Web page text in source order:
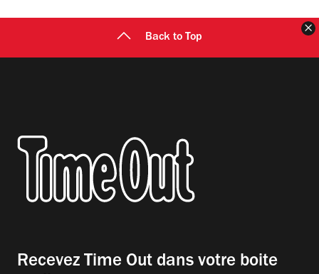
Back to Top
Recevez Time Out dans votre boite